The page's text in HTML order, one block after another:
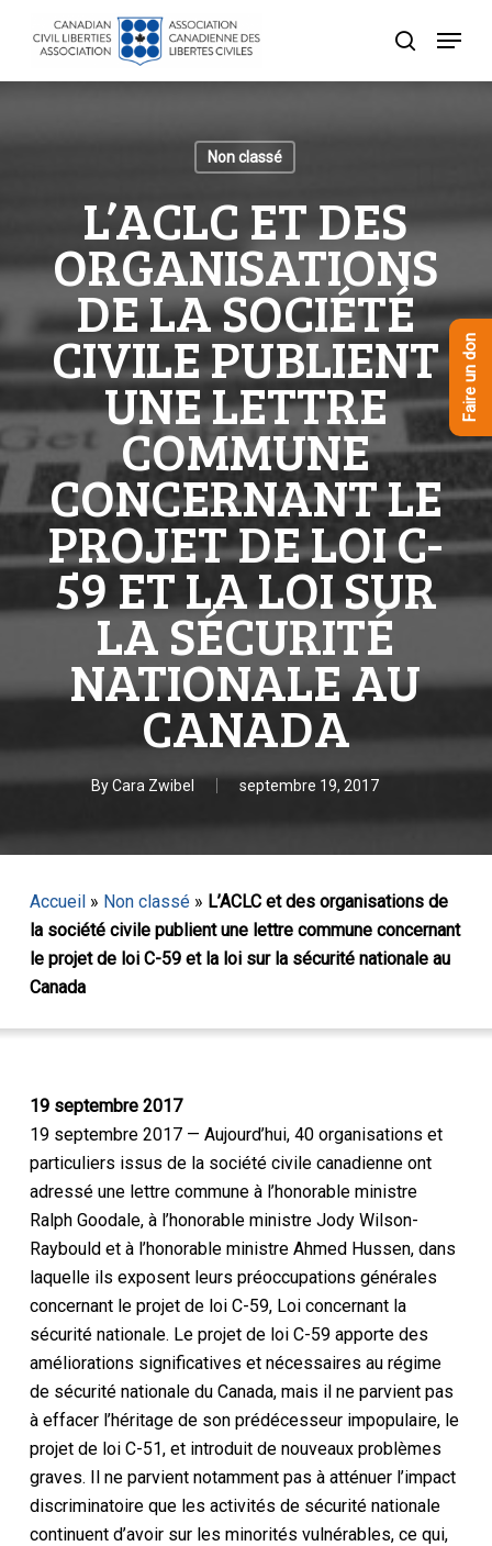
recherche
Menu
Non classé
L’ACLC ET DES
ORGANISATIONS
DE LA SOCIÉTÉ
CIVILE PUBLIENT
UNE LETTRE
COMMUNE
CONCERNANT LE
PROJET DE LOI C-
59 ET LA LOI SUR
LA SÉCURITÉ
NATIONALE AU
CANADA
ByCara Zwibel septembre 19, 2017
Accueil» Non classé» L’ACLC et des organisations de
la société civile publient une lettre commune concernant
le projet de loi C-59 et la loi sur la sécurité nationale au
Canada
19 septembre 2017
19 septembre 2017 — Aujourd’hui, 40 organisations et
particuliers issus de la société civile canadienne ont
adressé une lettre commune à l’honorable ministre
Ralph Goodale, à l’honorable ministre Jody Wilson-
Raybould et à l’honorable ministre Ahmed Hussen, dans
laquelle ils exposent leurs préoccupations générales
concernant le projet de loi C-59, Loi concernant la
sécurité nationale. Le projet de loi C-59 apporte des
améliorations significatives et nécessaires au régime
de sécurité nationale du Canada, mais il ne parvient pas
à effacer l’héritage de son prédécesseur impopulaire, le
projet de loi C-51, et introduit de nouveaux problèmes
graves. Il ne parvient notamment pas à atténuer l’impact
discriminatoire que les activités de sécurité nationale
continuent d’avoir sur les minorités vulnérables, ce qui,
Faire un don